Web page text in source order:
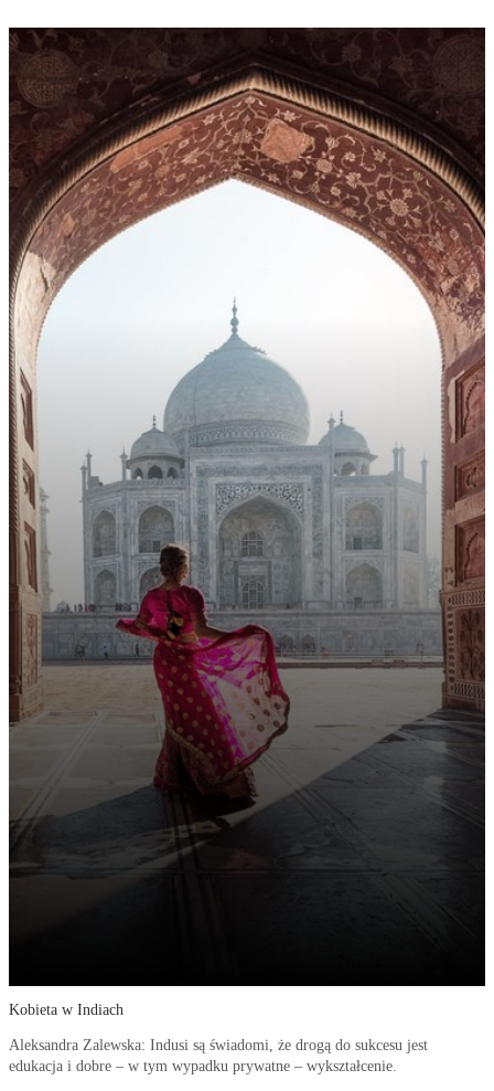
Kobieta w Indiach
Aleksandra Zalewska: Indusi są świadomi, że drogą do sukcesu jest
edukacja i dobre – w tym wypadku prywatne – wykształcenie.